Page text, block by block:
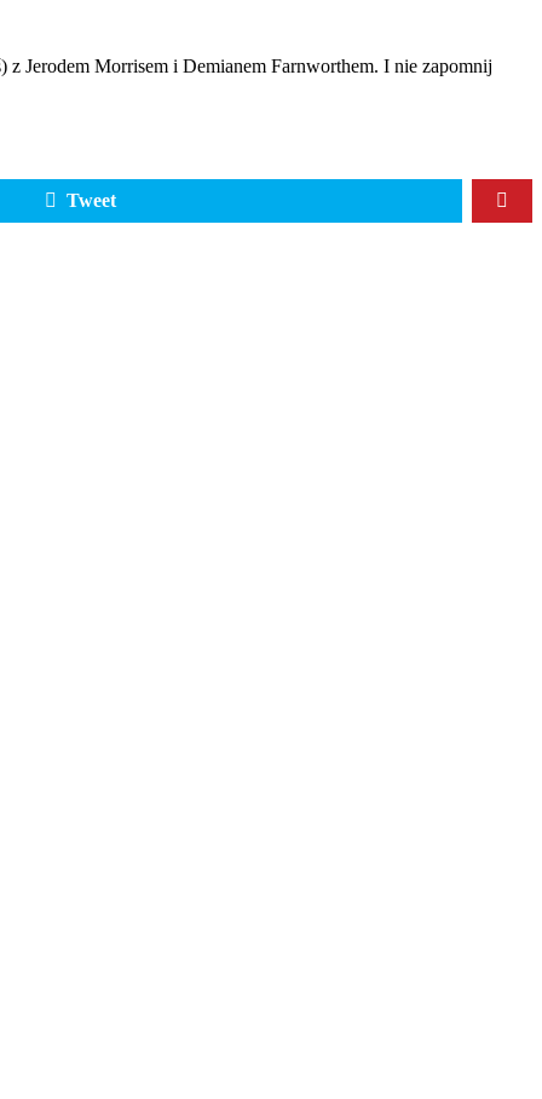
z Jerodem Morrisem i Demianem Farnworthem. I nie zapomnij
Tweet